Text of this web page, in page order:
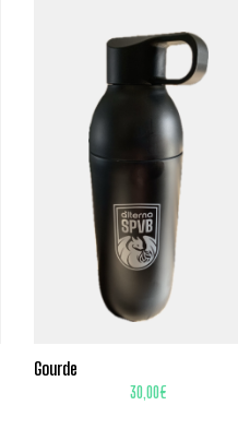
Gourde
30,00€